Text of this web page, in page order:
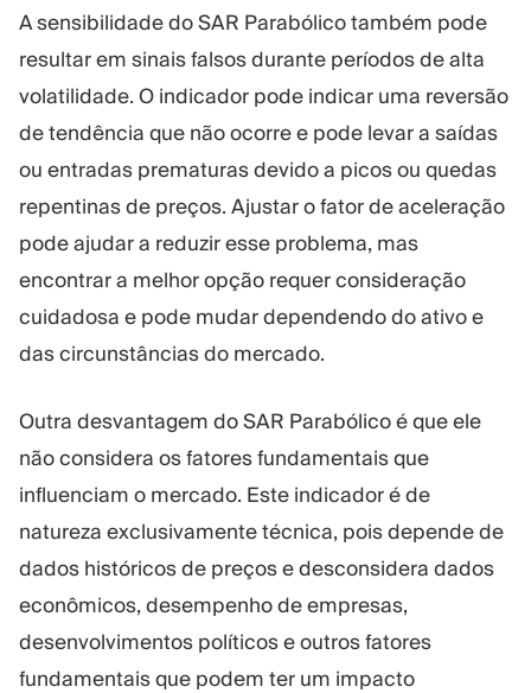
A sensibilidade do SAR Parabólico também pode
resultar em sinais falsos durante períodos de alta
volatilidade. O indicador pode indicar uma reversão
de tendência que não ocorre e pode levar a saídas
ou entradas prematuras devido a picos ou quedas
repentinas de preços. Ajustar o fator de aceleração
pode ajudar a reduzir esse problema, mas
encontrar a melhor opção requer consideração
cuidadosa e pode mudar dependendo do ativo e
das circunstâncias do mercado.
Outra desvantagem do SAR Parabólico é que ele
não considera os fatores fundamentais que
influenciam o mercado. Este indicador é de
natureza exclusivamente técnica, pois depende de
dados históricos de preços e desconsidera dados
econômicos, desempenho de empresas,
desenvolvimentos políticos e outros fatores
fundamentais que podem ter um impacto